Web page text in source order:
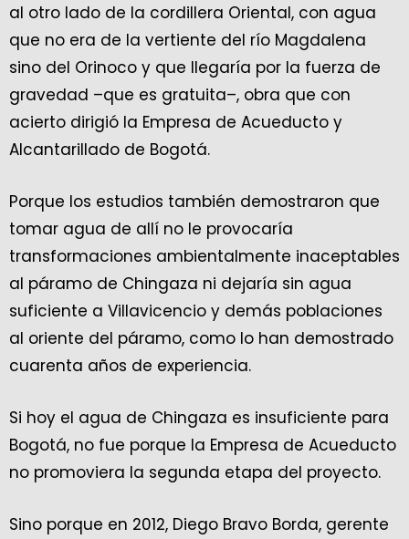
al otro lado de la cordillera Oriental, con agua
que no era de la vertiente del río Magdalena
sino del Orinoco y que llegaría por la fuerza de
gravedad –que es gratuita–, obra que con
acierto dirigió la Empresa de Acueducto y
Alcantarillado de Bogotá.
Porque los estudios también demostraron que
tomar agua de allí no le provocaría
transformaciones ambientalmente inaceptables
al páramo de Chingaza ni dejaría sin agua
suficiente a Villavicencio y demás poblaciones
al oriente del páramo, como lo han demostrado
cuarenta años de experiencia.
Si hoy el agua de Chingaza es insuficiente para
Bogotá, no fue porque la Empresa de Acueducto
no promoviera la segunda etapa del proyecto.
Sino porque en 2012, Diego Bravo Borda, gerente